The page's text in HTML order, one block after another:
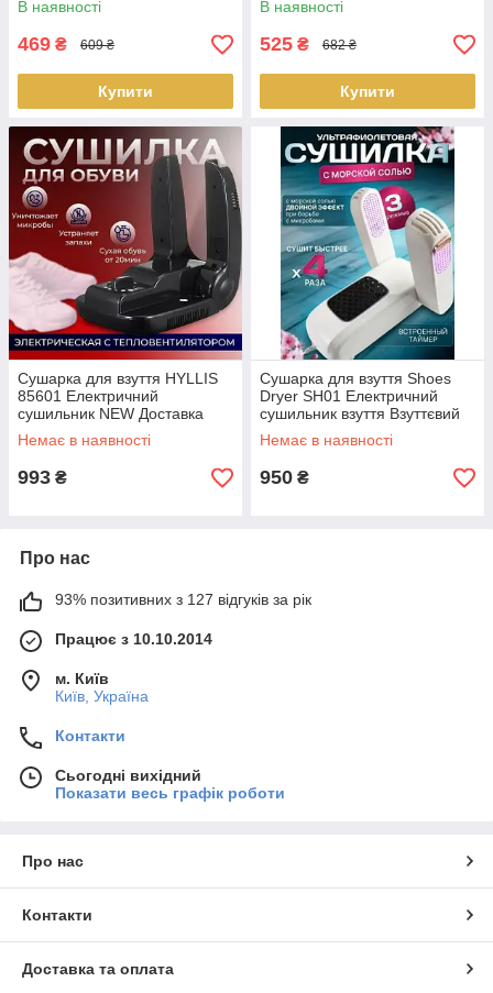
сушіння USB LS
В наявності
469 ₴ 609 ₴
Купити
В наявності
525 ₴ 682 ₴
Купити
Сушарка для взуття HYLLIS
85601 Електричний
сушильник NEW Доставка
Немає в наявності
993 ₴
Сушарка для взуття Shoes
Dryer SH01 Електричний
сушильник взуття Взуттєвий
дегідратор LS-012600
Немає в наявності
950 ₴
Про нас
93% позитивних з 127 відгуків за рік
Працює з 10.10.2014
м. Київ
Київ, Україна
Контакти
Сьогодні вихідний
Показати весь графік роботи
Про нас
Контакти
Доставка та оплата